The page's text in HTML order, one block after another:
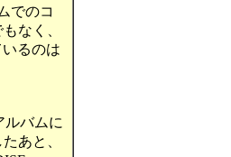
でのコ
なく、
るのは
ルバムに
あと、